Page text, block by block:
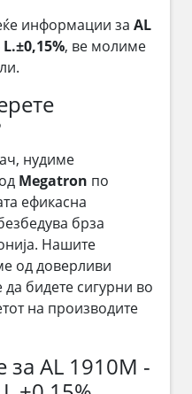
информации за AL
L.±0,15%, ве молиме
нудиме
Megatron по
ефикасна
брза
Нашите
од доверливи
бидете сигурни во
на производите
за AL 1910M -